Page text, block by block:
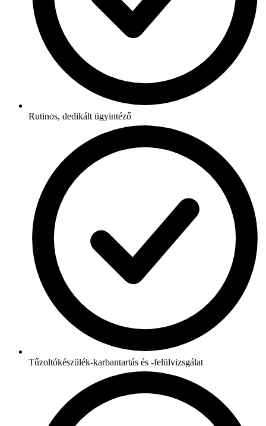
Rutinos, dedikált ügyintéző
Tűzoltókészülék-karbantartás és -felülvizsgálat